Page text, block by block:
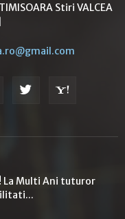
Stiri VALCEA
La Multi Ani tuturor